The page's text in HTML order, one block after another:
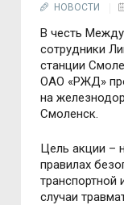
НОВОСТИ
В честь
сотрудники
станции
ОАО «РЖД»
на
Смоленск.
Цель акции –
правилах
транспортной
случаи